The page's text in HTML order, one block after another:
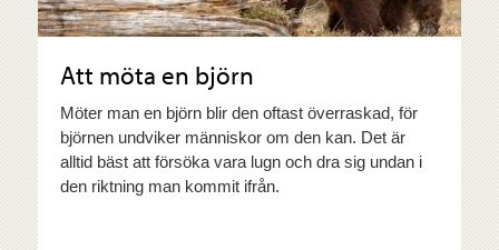
Att möta en björn
Möter man en björn blir den oftast överraskad, för
björnen undviker människor om den kan. Det är
alltid bäst att försöka vara lugn och dra sig undan i
den riktning man kommit ifrån.